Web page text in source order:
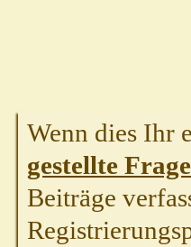
Wenn dies Ihr
gestellte
Beiträge